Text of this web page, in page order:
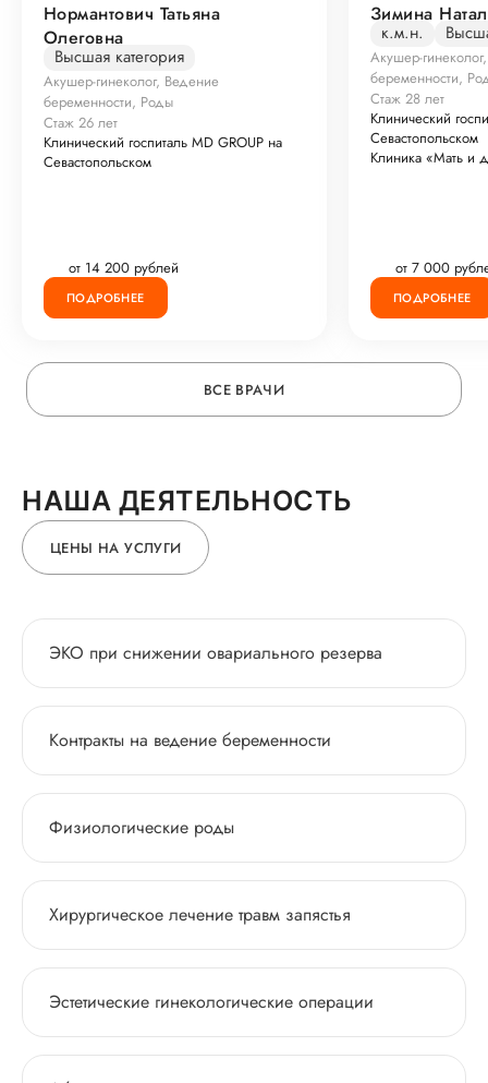
Нормантович Татьяна
Олеговна
Высшая категория
Акушер-гинеколог, Ведение
беременности, Роды
Стаж 26 лет
Клинический госпиталь MD GROUP на
Севастопольском
от 14 200 рублей
ПОДРОБНЕЕ
Зимина
к.м.н.
Акушер-
беременности,
Стаж 28 лет
Клинический
Севастопольском
Клиника «Мать и
от 7 000
ПОДРОБНЕЕ
ВСЕ ВРАЧИ
НАША ДЕЯТЕЛЬНОСТЬ
ЦЕНЫ НА УСЛУГИ
ЭКО при снижении овариального резерва
Контракты на ведение беременности
Физиологические роды
Хирургическое лечение травм запястья
Эстетические гинекологические операции